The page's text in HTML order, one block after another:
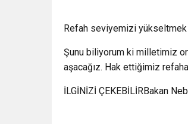
Refah seviyemizi yükseltmek
Şunu biliyorum ki milletimiz
aşacağız. Hak ettiğimiz
İLGİNİZİ ÇEKEBİLİRBakan